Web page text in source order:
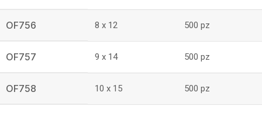
OF756 8 x 12 500 pz
OF757 9 x 14 500 pz
OF758 10 x 15 500 pz